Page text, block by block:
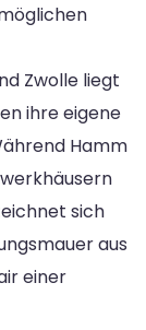
Zwolle liegt
ihre eigene
Hamm
sich
aus
einer